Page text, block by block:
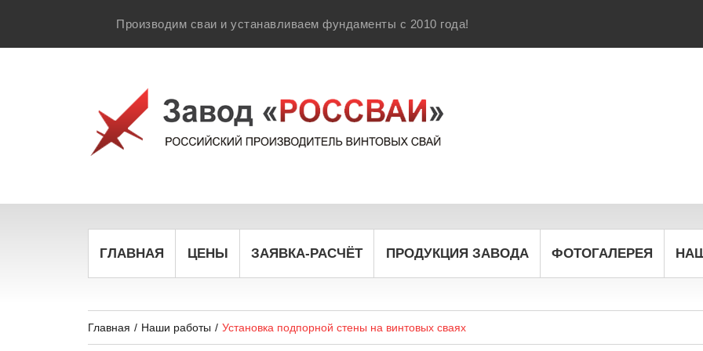
Производим сваи и устанавливаем фундаменты с 2010 года!
ГЛАВНАЯ ЦЕНЫ ЗАЯВКА-РАСЧЁТ ПРОДУКЦИЯ ЗАВОДА ФОТОГАЛЕРЕЯ
Главная / Наши работы / Установка подпорной стены на винтовых сваях